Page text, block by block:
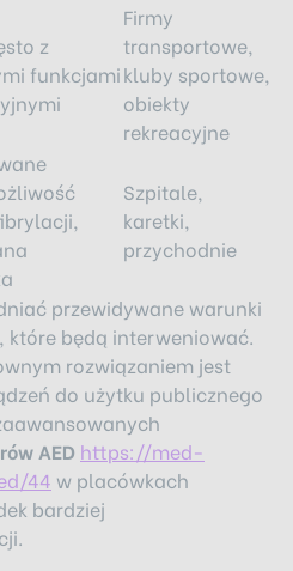
z
funkcjami
Firmy
transportowe,
kluby sportowe,
obiekty
rekreacyjne
Szpitale,
karetki,
przychodnie
przewidywane warunki
które będą interweniować.
rozwiązaniem jest
do użytku publicznego
AED https://med-
44 w placówkach
bardziej